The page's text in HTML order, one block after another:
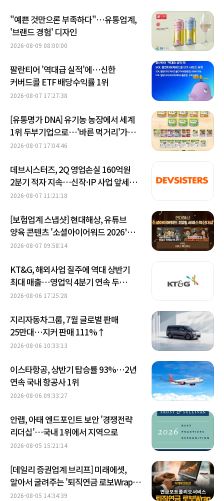
"예쁜 것만으론 부족하다"…유통업계,
'브랜드 경험' 디자인
2026-08-09 08:00:00
팔란티어 '역대급 실적'에…신한
커버드콜 ETF 배당수익률 1위
2026-08-07 17:27:38
[유통명가 DNA] 유기농 농장에서 세계
1위 두부기업으로…'바른 먹거리'가
키운 풀무원
2026-08-07 17:04:46
데브시스터즈, 2Q 영업손실 160억원
2분기 적자 지속…신작·IP 사업 앞세워
턴어라운드 시동
2026-08-07 11:21:18
[보험업계 스냅샷] 현대해상, 유튜브
양육 콘텐츠 '소셜아이어워드 2026'
대상 수상 外
2026-08-07 09:58:14
KT&G, 해외사업 질주에 역대 상반기
최대 매출…영업익 4분기 연속 두
자릿수 성장
2026-08-06 17:25:28
지리자동차그룹, 7월 글로벌 판매
25만대…지커 판매 111%↑
2026-08-06 10:33:13
이스타항공, 상반기 탑승률 93%…2년
연속 국내 항공사 1위
2026-08-06 09:33:27
안랩, 아태 엔드포인트 보안 '경쟁전략
리더십'…국내 1위에서 지역으로
2026-08-05 15:21:14
[데일리 증권업계 브리프] 미래에셋,
알아서 굴려주는 '퇴직연금 로보Wrap'
출시 外
2026-08-05 14:34:39